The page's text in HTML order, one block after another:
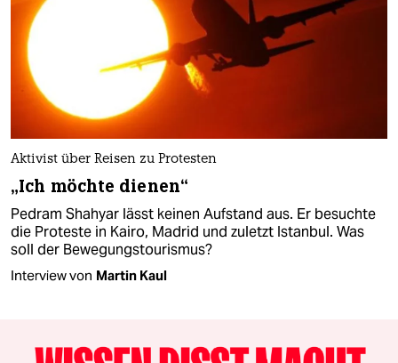
Aktivist über Reisen zu Protesten
„Ich möchte dienen“
Pedram Shahyar lässt keinen Aufstand aus. Er besuchte
die Proteste in Kairo, Madrid und zuletzt Istanbul. Was
soll der Bewegungstourismus?
Interview von Martin Kaul